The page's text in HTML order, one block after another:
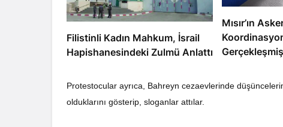
Filistinli Kadın Mahkum, İsrail
Hapishanesindeki Zulmü Anlattı
Mısır’ın
Gerçekleşmiş
Protestocular ayrıca, Bahreyn cezaevlerinde
olduklarını gösterip, sloganlar attılar.